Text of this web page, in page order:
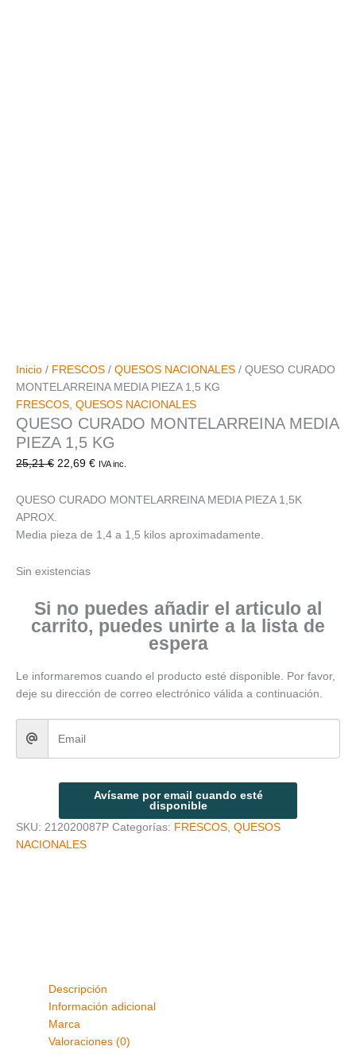
Inicio / FRESCOS / QUESOS NACIONALES / QUESO CURADO
MONTELARREINA MEDIA PIEZA 1,5 KG
FRESCOS, QUESOS NACIONALES
QUESO CURADO MONTELARREINA MEDIA
PIEZA 1,5 KG
25,21€ 22,69 € IVA inc.
QUESO CURADO MONTELARREINA MEDIA PIEZA 1,5K
APROX.
Media pieza de 1,4 a 1,5 kilos aproximadamente.
Sin existencias
Si no puedes añadir el articulo al
carrito, puedes unirte a la lista de
espera
Le informaremos cuando el producto esté disponible. Por favor,
deje su dirección de correo electrónico válida a continuación.
Avísame por email cuando esté
disponible
SKU: 212020087P Categorías: FRESCOS QUESOS
NACIONALES
Descripción
Información adicional
Marca
Valoraciones (0)